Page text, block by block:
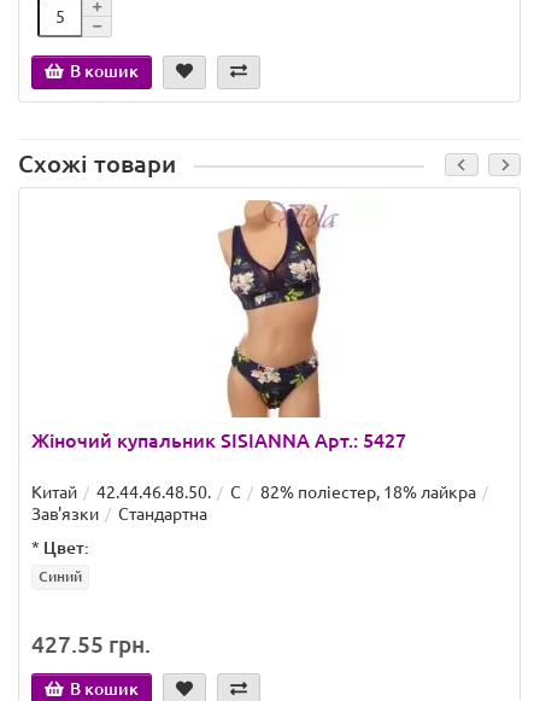
В кошик
Схожі товари
Жіночий купальник SISIANNA Арт.: 5427
Китай 42.44.46.48.50. C
82% поліестер, 18% лайкра
Зав'язки
Стандартна
* Цвет:
Синий
427.55 грн.
В кошик